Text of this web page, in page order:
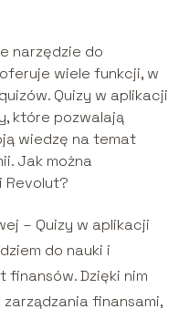
narzędzie do
wiele funkcji, w
Quizy w aplikacji
które pozwalają
wiedzę na temat
Jak można
Revolut?
– Quizy w aplikacji
do nauki i
Dzięki nim
finansami,